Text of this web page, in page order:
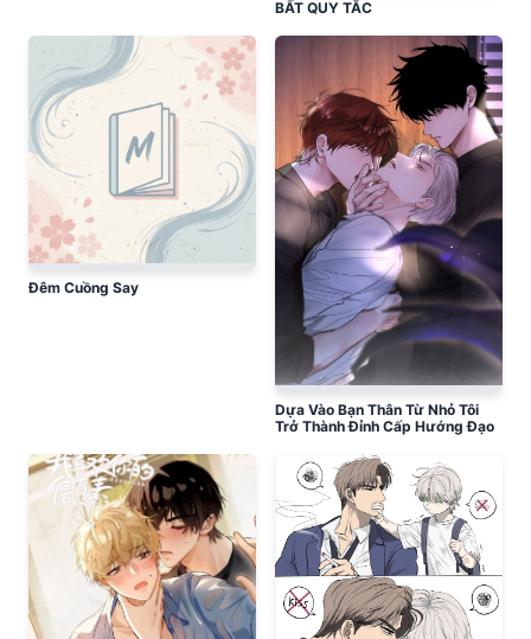
BẤT QUY TẮC
Đêm Cuồng Say
Dựa Vào Bạn Thân Từ Nhỏ Tôi
Trở Thành Đỉnh Cấp Hướng Đạo